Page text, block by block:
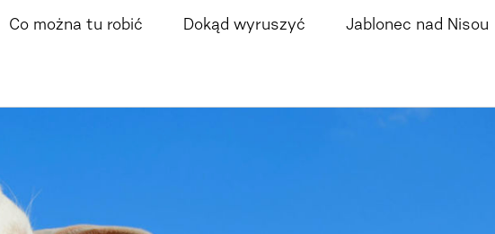
Co można tu robić Dokąd wyruszyć Jablonec nad Nisou